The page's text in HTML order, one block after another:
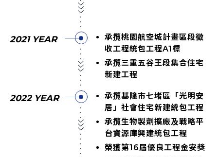
2021 YEAR
承攬桃園航空城計畫區段徵
收工程統包工程A1標
承攬三重五谷王段集合住宅
新建工程
2022 YEAR
承攬基隆市七堵區「光明安
居」社會住宅新建統包工程
承攬生物製劑擴廠及戰略平
台資源庫興建統包工程
榮獲第16屆優良工程金安獎